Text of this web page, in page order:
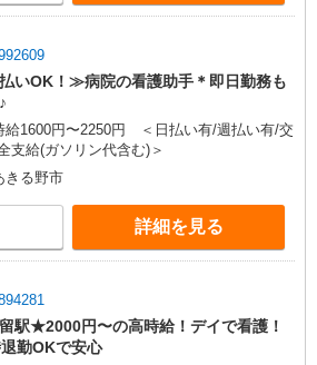
いOK！≫病院の看護助手＊即日勤務も
給1600円〜2250円 ＜日払い有/週払い有/交
支給(ガソリン代含む)＞
きる野市
詳細を見る
駅★2000円〜の高時給！デイで看護！
勤OKで安心